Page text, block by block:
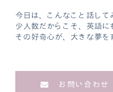
今日は、こんなこと話して
少人数だからこそ、英語に
その好奇心が、大きな夢を
お問い合わせ